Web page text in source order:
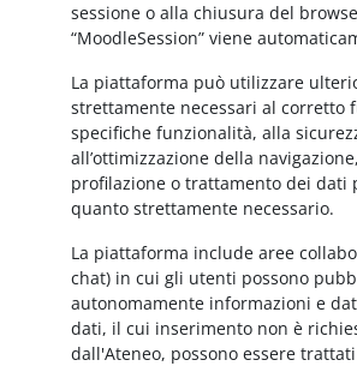
sessione o alla chiusura del
“MoodleSession” viene
La piattaforma può utilizzare
strettamente necessari al corretto
specifiche funzionalità, alla
all’ottimizzazione della
profilazione o trattamento dei dati
quanto strettamente necessario.
La piattaforma include aree
chat) in cui gli utenti possono
autonomamente informazioni e
dati, il cui inserimento non è
dall'Ateneo, possono essere